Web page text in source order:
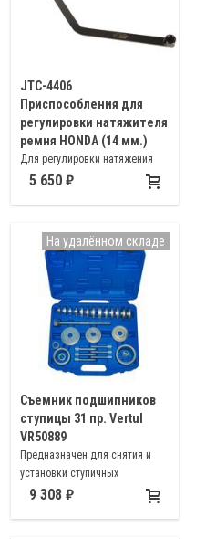
JTC-4406
Приспособления для
регулировки натяжителя
ремня HONDA (14 мм.)
Для регулировки натяжения
ремня при обслуживании
5 650
Съемник подшипников
ступицы 31 пр. Vertul
VR50889
Предназначен для снятия и
установки ступичных
подшипников и ступиц колес
9 308
На удалённом складе